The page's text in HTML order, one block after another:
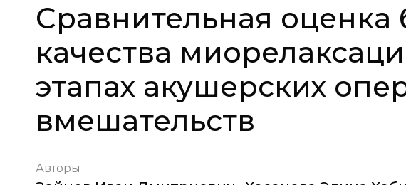
Сравнительная оценка
качества
этапах акушерских
вмешательств
Авторы